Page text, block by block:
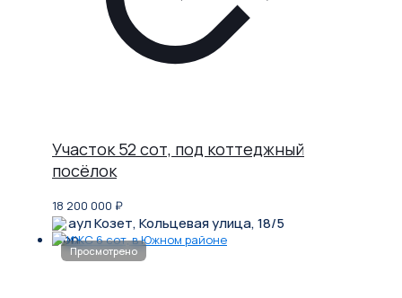
Участок 52 сот, под коттеджный
посёлок
18 200 000 ₽
аул Козет, Кольцевая улица, 18/5